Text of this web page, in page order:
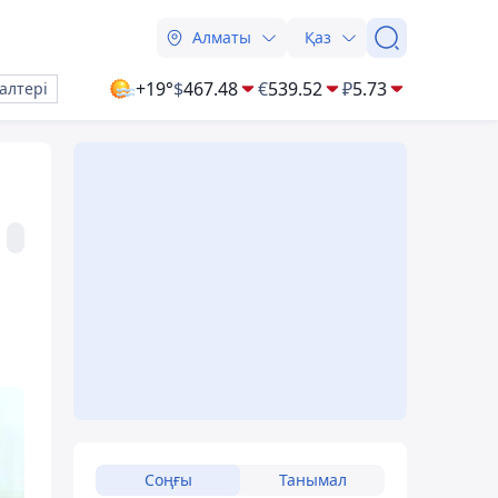
Алматы Қаз
+19°$467.48 €539.52 ₽5.73
Соңғы Танымал